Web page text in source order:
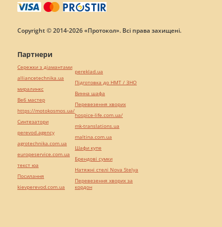
Copyright © 2014-2026 «Протокол». Всі права захищені.
Партнери
Сережки з діамантами
alliancetechnika.ua
миралинкс
Веб мастер
https://motokosmos.ua/
Синтезатори
perevod.agency
agrotechnika.com.ua
europeservice.com.ua
текст юа
Посилання
kievperevod.com.ua
pereklad.ua
Підготовка до НМТ / ЗНО
Винна шафа
Перевезення хворих
hospice-life.com.ua/
mk-translations.ua
maltina.com.ua
Шафи купе
Брендові сумки
Натяжні стелі Nova Stelya
Перевезення хворих за
кордон